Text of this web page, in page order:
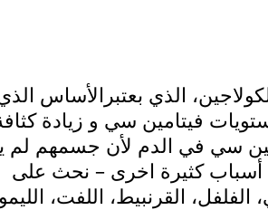
الذي بعتبرالأساس
فيتامين سي و زيادة
سي في الدم لأن جسمهم لم
كثيرة اخرى – نحث على
القرنبيط، اللفت،